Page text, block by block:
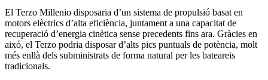
El Terzo Millenio disposaria d’un sistema de propulsió basat en
motors elèctrics d’alta eficiència, juntament a una capacitat de
recuperació d’energia cinètica sense precedents fins ara. Gràcies en
aixó, el Terzo podria disposar d’alts pics puntuals de potència, molt
més enllà dels subministrats de forma natural per les bateareis
tradicionals.